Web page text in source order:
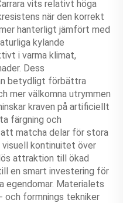
vits relativt höga
när den korrekt
hanterligt jämfört med
kylande
i varma klimat,
Dess
betydligt förbättra
mer välkomna utrymmen
kraven på artificiellt
färgning och
matcha delar för stora
kontinuitet över
attraktion till ökad
en smart investering för
egendomar. Materialets
och formnings tekniker